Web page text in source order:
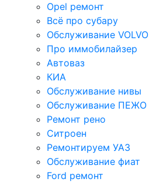
Opel ремонт
Всё про субару
Обслуживание VOLVO
Про иммобилайзер
Автоваз
КИА
Обслуживание нивы
Обслуживание ПЕЖО
Ремонт рено
Ситроен
Ремонтируем УАЗ
Обслуживание фиат
Ford ремонт